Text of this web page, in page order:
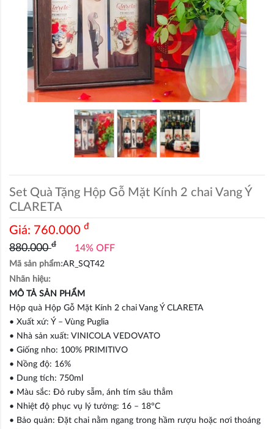
Set Quà Tặng Hộp Gỗ Mặt Kính 2 chai Vang Ý
CLARETA
Giá: 760.000 đ
880.000đ 14% OFF
Mã sản phẩm:AR_SQT42
Nhãn hiệu:
MÔ TẢ SẢN PHẨM
Hộp quà Hộp Gỗ Mặt Kính 2 chai Vang Ý CLARETA
• Xuất xứ: Ý – Vùng Puglia
• Nhà sản xuất: VINICOLA VEDOVATO
• Giống nho: 100% PRIMITIVO
• Nồng độ: 16%
• Dung tích: 750ml
• Màu sắc: Đỏ ruby sẫm, ánh tím sâu thẳm
• Nhiệt độ phục vụ lý tưởng: 16 – 18°C
• Bảo quản: Đặt chai nằm ngang trong hầm rượu hoặc nơi thoáng